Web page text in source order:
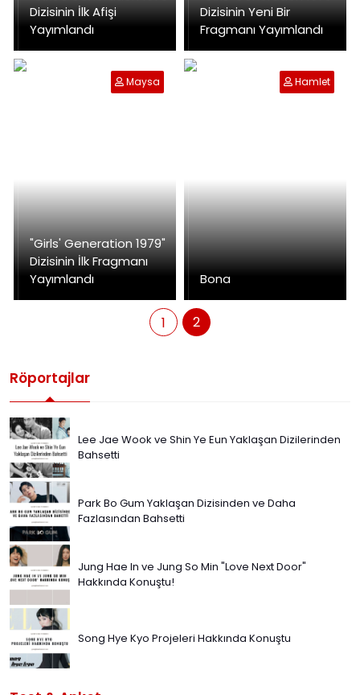
Dizisinin İlk Afişi
Yayımlandı
Dizisinin Yeni Bir
Fragmanı Yayımlandı
"Girls' Generation 1979"
Dizisinin İlk Fragmanı
Yayımlandı
Maysa
Bona
Hamlet
1 2
Röportajlar
Lee Jae Wook ve Shin Ye Eun Yaklaşan Dizilerinden
Bahsetti
Park Bo Gum Yaklaşan Dizisinden ve Daha
Fazlasından Bahsetti
Jung Hae In ve Jung So Min "Love Next Door"
Hakkında Konuştu!
Song Hye Kyo Projeleri Hakkında Konuştu